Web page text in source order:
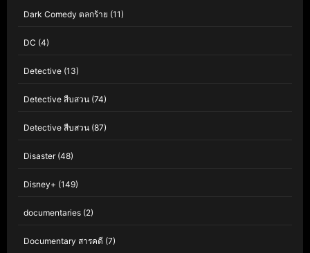
Dark Comedy ตลกร้าย (11)
DC (4)
Detective (13)
Detective สืบสวน (74)
Detective สืบสวน (87)
Disaster(48)
Disney+ (149)
documentaries (2)
Documentary สารคดี (7)